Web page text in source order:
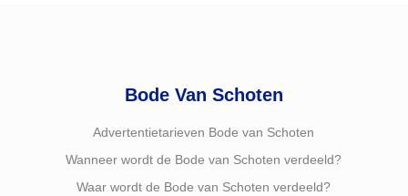
Bode Van Schoten
Advertentietarieven Bode van Schoten
Wanneer wordt de Bode van Schoten verdeeld?
Waar wordt de Bode van Schoten verdeeld?